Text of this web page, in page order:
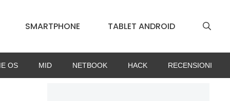
SMARTPHONE TABLET ANDROID
OS MID NETBOOK HACK RECENSIONI